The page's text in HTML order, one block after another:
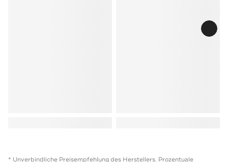
* Unverbindliche Preisempfehlung des Herstellers. Prozentuale